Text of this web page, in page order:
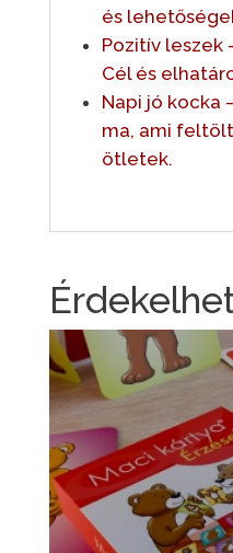
és
Pozitív leszek
Cél és
Napi jó kocka
ma, ami
ötletek.